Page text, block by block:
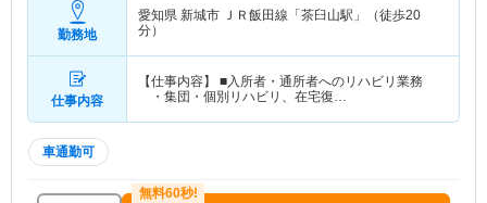
勤務地
愛知県 新城市 ＪＲ飯田線「茶臼山駅」（徒歩20
分）
仕事内容
【仕事内容】 ■入所者・通所者へのリハビリ業務
・集団・個別リハビリ、在宅復…
車通勤可